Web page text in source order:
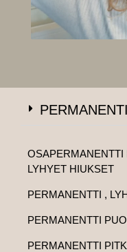
OSAPERMANENTTI
LYHYET HIUKSET
PERMANENTTI ,
PERMANENTTI
PERMANENTTI